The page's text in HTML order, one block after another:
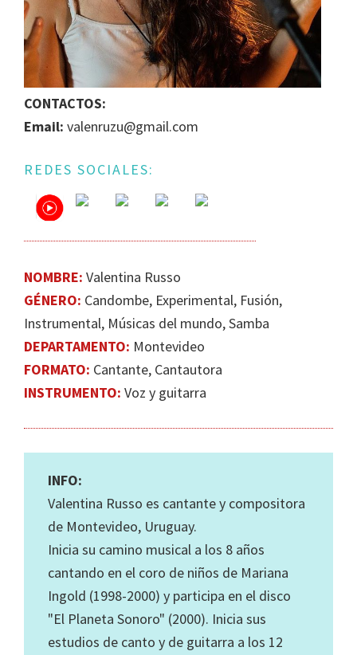
IGUALDAD
DE
GÉNERO
EN
LA
ESCENA
URUGUAYA
CONTACTOS:
Email: valenruzu@gmail.com
REDES SOCIALES:
NOMBRE: Valentina Russo
GÉNERO: Candombe, Experimental, Fusión,
Instrumental, Músicas del mundo, Samba
DEPARTAMENTO: Montevideo
FORMATO: Cantante, Cantautora
INSTRUMENTO: Voz y guitarra
INFO:
Valentina Russo es cantante y compositora
de Montevideo, Uruguay.
Inicia su camino musical a los 8 años
cantando en el coro de niños de Mariana
Ingold (1998-2000) y participa en el disco
"El Planeta Sonoro" (2000). Inicia sus
estudios de canto y de guitarra a los 12